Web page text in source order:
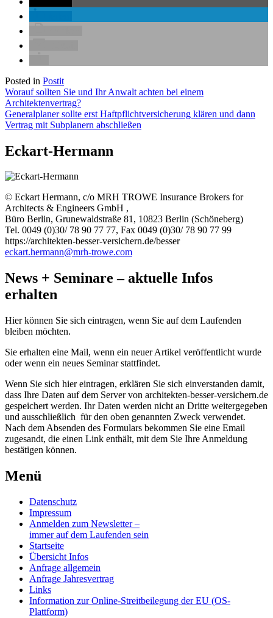
Posted in Postit
Beitragsnavigation
Worauf sollten Sie und Ihr Anwalt achten bei einem
Architektenvertrag?
Generalplaner sollte erst Haftpflichtversicherung klären und dann
Vertrag mit Subplanern abschließen
Eckart-Hermann
© Eckart Hermann, c/o MRH TROWE Insurance Brokers for
Architects & Engineers GmbH ,
Büro Berlin, Grunewaldstraße 81, 10823 Berlin (Schöneberg)
Tel. 0049 (0)30/ 78 90 77 77, Fax 0049 (0)30/ 78 90 77 99
https://architekten-besser-versichern.de/besser
eckart.hermann@mrh-trowe.com
News + Seminare – aktuelle Infos
erhalten
Hier können Sie sich eintragen, wenn Sie auf dem Laufenden
bleiben möchten.
Sie erhalten eine Mail, wenn ein neuer Artikel veröffentlicht wurde
oder wenn ein neues Seminar stattfindet.
Wenn Sie sich hier eintragen, erklären Sie sich einverstanden damit,
dass Ihre Daten auf dem Server von architekten-besser-versichern.de
gespeichert werden. Ihr Daten werden nicht an Dritte weitergegeben
und ausschließlich für den oben genannten Zweck verwendet.
Nach dem Absenden des Formulars bekommen Sie eine Email
zugesandt, die einen Link enthält, mit dem Sie Ihre Anmeldung
bestätigen können.
Menü
Datenschutz
Impressum
Anmelden zum Newsletter –
immer auf dem Laufenden sein
Startseite
Übersicht Infos
Anfrage allgemein
Anfrage Jahresvertrag
Links
Information zur Online-Streitbeilegung der EU (OS-
Plattform)